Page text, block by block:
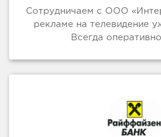
Сотрудничаем с ООО
рекламе на телевидение
Всегда оперативно